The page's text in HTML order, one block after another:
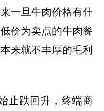
一旦牛肉价格有什
价为卖点的牛肉餐
来就不丰厚的毛利
止跌回升，终端商